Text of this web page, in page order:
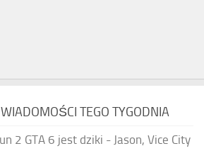
TEGO TYGODNIA
2 GTA 6 jest dziki - Jason, Vice City